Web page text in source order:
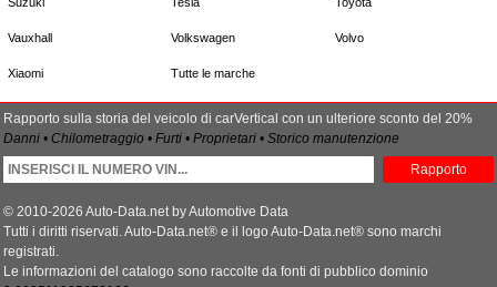
Vauxhall Volkswagen Volvo
Xiaomi Tutte le marche
Rapporto sulla storia del veicolo di carVertical con un ulteriore sconto del 20%
Danni • Chilometraggio • Furti • Proprietari • Storico manutenzione
Rapporto
© 2010-2026 Auto-Data.net by Automotive Data
Tutti i diritti riservati. Auto-Data.net® e il logo Auto-Data.net® sono marchi
registrati.
Le informazioni del catalogo sono raccolte da fonti di pubblico dominio